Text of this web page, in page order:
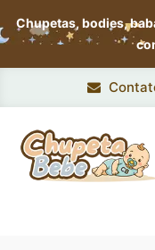
Chupetas, bodies,